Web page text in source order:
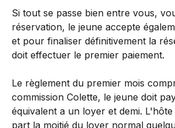
Si tout se passe bien entre vous,
réservation, le jeune accepte
et pour finaliser définitivement la
doit effectuer le premier paiement.
Le règlement du premier mois
commission Colette, le jeune doit
équivalent a un loyer et demi.
part la moitié du loyer normal